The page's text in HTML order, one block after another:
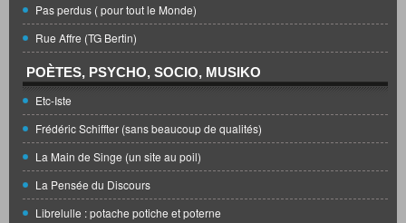
Pas perdus ( pour tout le Monde)
Rue Affre (TG Bertin)
POÈTES, PSYCHO, SOCIO, MUSIKO
Etc-Iste
Frédéric Schiffter (sans beaucoup de qualités)
La Main de Singe (un site au poil)
La Pensée du Discours
Librelulle : potache potiche et poterne